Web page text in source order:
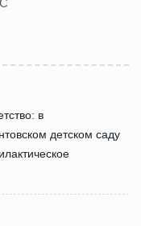
в
детском саду